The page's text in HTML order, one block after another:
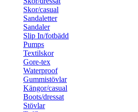
Skor/casual
Sandaletter
Sandaler
Slip In/fotbädd
Pumps
Textilskor
Gore-tex
Waterproof
Gummistövlar
Kängor/casual
Boots/dressat
Stövlar